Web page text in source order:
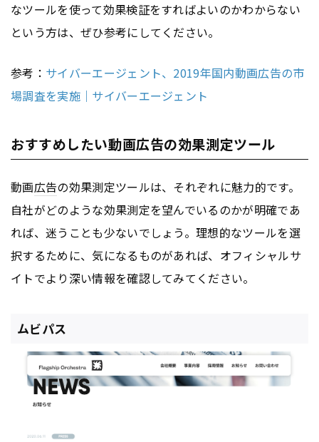
なツールを使って効果検証をすればよいのかわからない
という方は、ぜひ参考にしてください。
参考： サイバーエージェント、2019年国内動画広告の市
場調査を実施｜サイバーエージェント
おすすめしたい動画広告の効果測定ツール
動画広告の効果測定ツールは、それぞれに魅力的です。
自社がどのような効果測定を望んでいるのかが明確であ
れば、迷うことも少ないでしょう。理想的なツールを選
択するために、気になるものがあれば、オフィシャルサ
イトでより深い情報を確認してみてください。
ムビパス